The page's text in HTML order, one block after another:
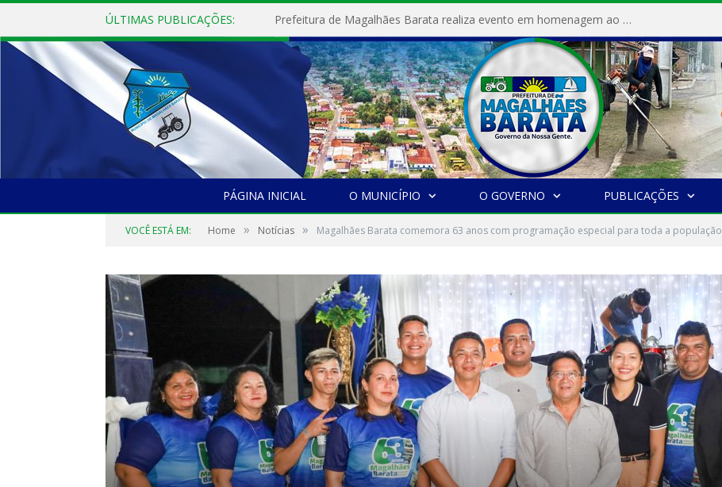
ÚLTIMAS PUBLICAÇÕES: Prefeitura de Magalhães Barata realiza evento em homenagem ao Dia Internacional da Mulher
PÁGINA INICIAL O MUNICÍPIO O GOVERNO PUBLICAÇÕES
VOCÊ ESTÁ EM: Home » Notícias » Magalhães Barata comemora 63 anos com programação especial para toda a população